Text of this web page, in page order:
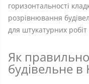
горизонтальності
розрівнювання
для штукатурних робіт
Як
будівельне в